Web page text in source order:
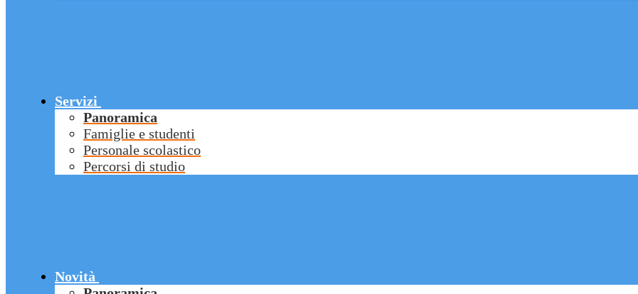
Servizi
Panoramica
Famiglie e studenti
Personale scolastico
Percorsi di studio
Novità